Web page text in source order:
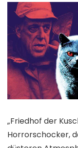
„Friedhof der
Horrorschocker,